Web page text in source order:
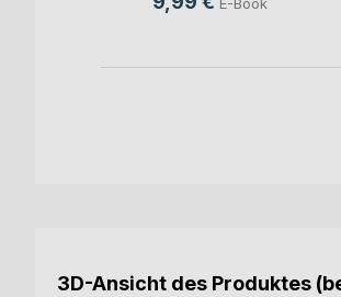
3D-Ansicht des Produktes